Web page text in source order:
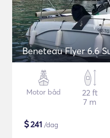
Beneteau Flyer 6.6
Motor båd
22 ft
7 m
$241 /dag